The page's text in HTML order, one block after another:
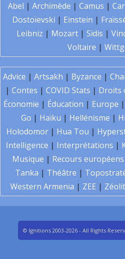
Abel | Archimède | Camus |
Dostoïevski | Einstein |
Leibniz | Mozart | Sidis |
Voltaire |
Advice | Artsakh | Byzance |
| Contes | COVID Stats | Droits
Économie | Éducation | Europe |
Go | Haïku | Hellénisme |
Holodomor | Hua Tou |
Intelligence | Interprétations |
Musique | Recours européens
Tanka | Théâtre |
Western Armenia | ZEE |
© Ignitions 2003-2026 - All Rights